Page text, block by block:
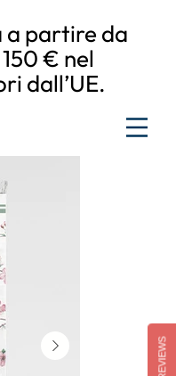
a partire da
€ nel
dall’UE.
REVIEWS